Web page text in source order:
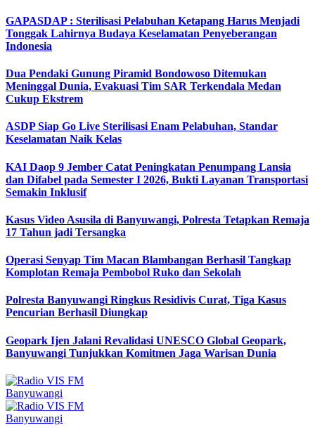
GAPASDAP : Sterilisasi Pelabuhan Ketapang Harus Menjadi
Tonggak Lahirnya Budaya Keselamatan Penyeberangan
Indonesia
Dua Pendaki Gunung Piramid Bondowoso Ditemukan
Meninggal Dunia, Evakuasi Tim SAR Terkendala Medan
Cukup Ekstrem
ASDP Siap Go Live Sterilisasi Enam Pelabuhan, Standar
Keselamatan Naik Kelas
KAI Daop 9 Jember Catat Peningkatan Penumpang Lansia
dan Difabel pada Semester I 2026, Bukti Layanan Transportasi
Semakin Inklusif
Kasus Video Asusila di Banyuwangi, Polresta Tetapkan Remaja
17 Tahun jadi Tersangka
Operasi Senyap Tim Macan Blambangan Berhasil Tangkap
Komplotan Remaja Pembobol Ruko dan Sekolah
Polresta Banyuwangi Ringkus Residivis Curat, Tiga Kasus
Pencurian Berhasil Diungkap
Geopark Ijen Jalani Revalidasi UNESCO Global Geopark,
Banyuwangi Tunjukkan Komitmen Jaga Warisan Dunia